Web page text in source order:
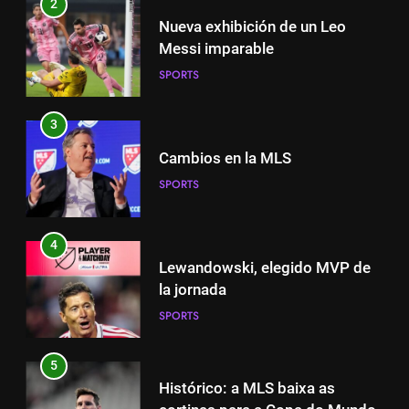
3
Cambios en la MLS
4
Lewandowski, elegido MVP de
5
Histórico: a MLS baixa as
cortinas para a Copa do Mundo
6
2
Nueva exhibición de un Leo
Messi imparable
SPORTS
3
Cambios en la MLS
SPORTS
4
Lewandowski, elegido MVP de
la jornada
SPORTS
5
Histórico: a MLS baixa as